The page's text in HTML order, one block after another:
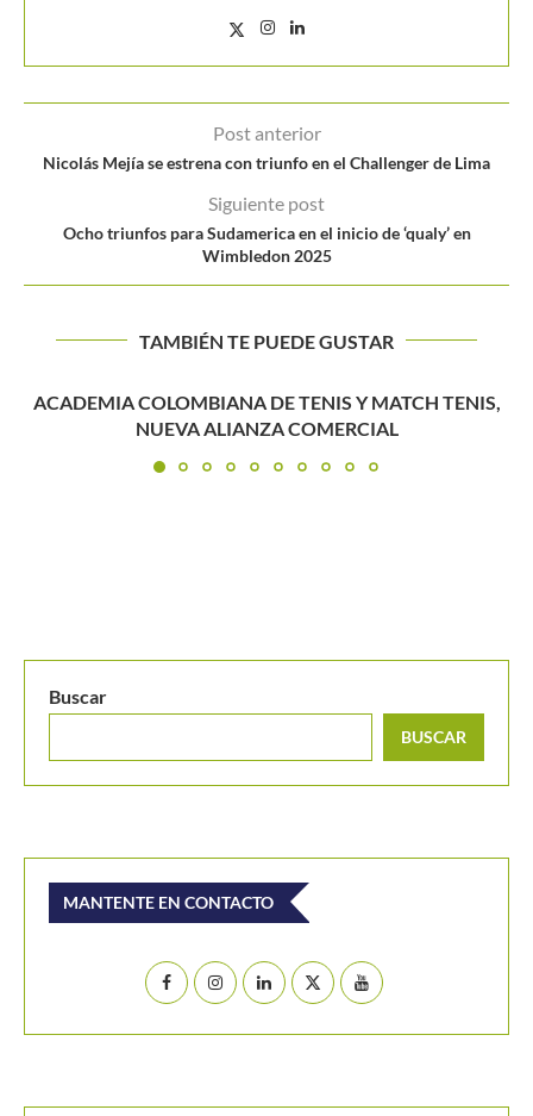
Post anterior
Nicolás Mejía se estrena con triunfo en el Challenger de Lima
Siguiente post
Ocho triunfos para Sudamerica en el inicio de ‘qualy’ en
Wimbledon 2025
TAMBIÉN TE PUEDE GUSTAR
W35 Sopó 2024: lista de entrada
BUSCAR